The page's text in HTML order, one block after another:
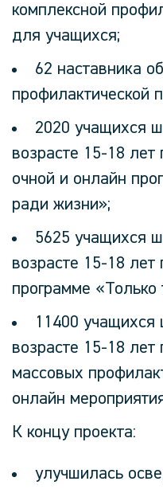
комплексной
для учащихся;
62 наставника
профилактической
2020 учащихся
возрасте 15-18 лет
очной и онлайн
ради жизни»;
5625 учащихся
возрасте 15-18 лет
программе «Только
11400
возрасте 15-18 лет
массовых
онлайн
К концу проекта:
улучшилась